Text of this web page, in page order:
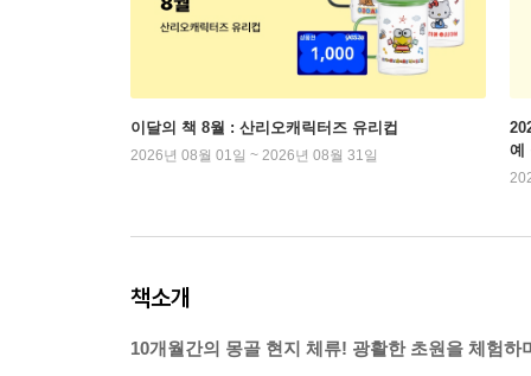
이달의 책 8월 : 산리오캐릭터즈 유리컵
2026년 08월 01일 ~ 2026년 08월 31일
예
책소개
10개월간의 몽골 현지 체류! 광활한 초원을 체험하